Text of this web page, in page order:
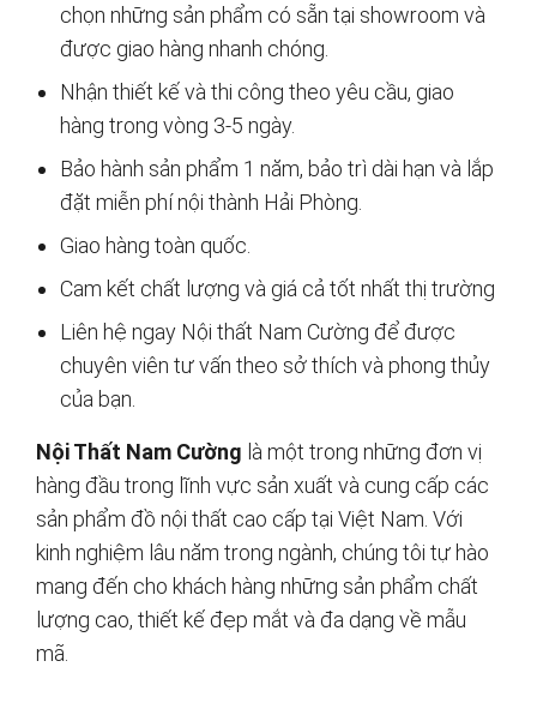
chọn những sản phẩm có sẵn tại showroom và
được giao hàng nhanh chóng.
Nhận thiết kế và thi công theo yêu cầu, giao
hàng trong vòng 3-5 ngày.
Bảo hành sản phẩm 1 năm, bảo trì dài hạn và lắp
đặt miễn phí nội thành Hải Phòng.
Giao hàng toàn quốc.
Cam kết chất lượng và giá cả tốt nhất thị trường
Liên hệ ngay Nội thất Nam Cường để được
chuyên viên tư vấn theo sở thích và phong thủy
của bạn.
Nội Thất Nam Cường là một trong những đơn vị
hàng đầu trong lĩnh vực sản xuất và cung cấp các
sản phẩm đồ nội thất cao cấp tại Việt Nam. Với
kinh nghiệm lâu năm trong ngành, chúng tôi tự hào
mang đến cho khách hàng những sản phẩm chất
lượng cao, thiết kế đẹp mắt và đa dạng về mẫu
mã.